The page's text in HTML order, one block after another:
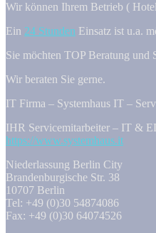
Wir können Ihrem Betrieb (
Ein 24 Stunden Einsatz ist u.a.
Sie möchten TOP Beratung und
Wir beraten Sie gerne.
IT Firma – Systemhaus IT –
IHR Servicemitarbeiter – IT &
https://www.systemhaus.it
Niederlassung Berlin City
Brandenburgische Str. 38
10707 Berlin
Tel: +49 (0)30 54874086
Fax: +49 (0)30 64074526